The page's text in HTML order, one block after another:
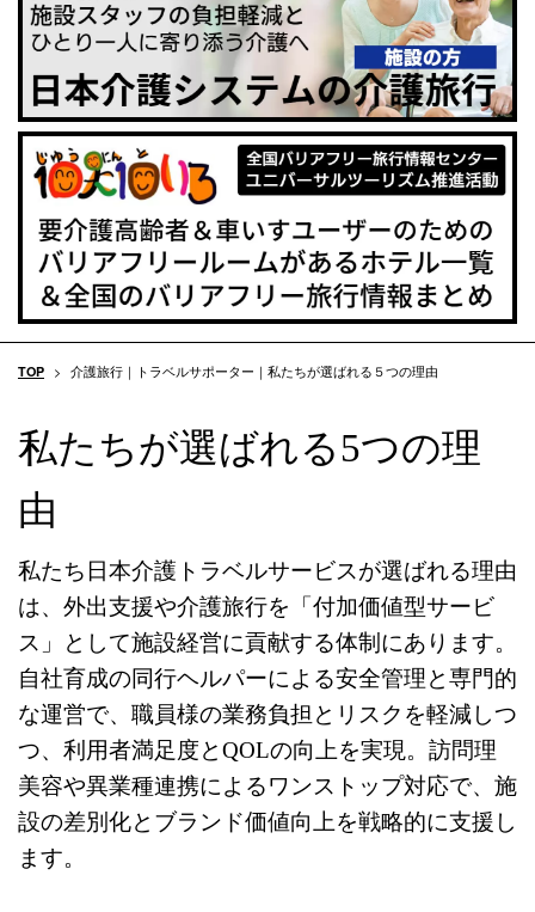
TOP > 介護旅行｜トラベルサポーター｜私たちが選ばれる５つの理由
私たちが選ばれる5つの理
由
私たち日本介護トラベルサービスが選ばれる理由
は、外出支援や介護旅行を「付加価値型サービ
ス」として施設経営に貢献する体制にあります。
自社育成の同行ヘルパーによる安全管理と専門的
な運営で、職員様の業務負担とリスクを軽減しつ
つ、利用者満足度とQOLの向上を実現。訪問理
美容や異業種連携によるワンストップ対応で、施
設の差別化とブランド価値向上を戦略的に支援し
ます。